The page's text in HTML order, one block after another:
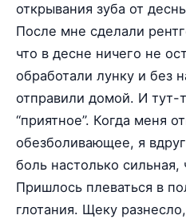
открывания зуба от
После мне сделали
что в десне ничего не
обработали лунку и без
отправили домой. И тут-
“приятное”. Когда меня
обезболивающее, я
боль настолько сильная,
Пришлось плеваться в
глотания. Щеку